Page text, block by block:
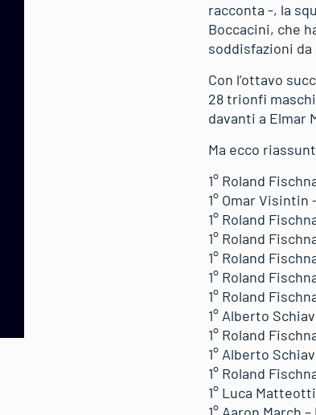
racconta -, la
Boccacini, che
soddisfazioni da
Con l’ottavo
28 trionfi
davanti a Elmar
Ma ecco
1° Roland
1° Omar Visintin
1° Roland
1° Roland
1° Roland
1° Roland
1° Roland
1° Alberto
1° Roland
1° Alberto
1° Roland
1° Luca